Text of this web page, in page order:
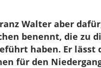
Walter aber
benennt, die zu
haben. Er lässt
für den